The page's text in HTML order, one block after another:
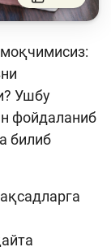
Ушбу
фойдаланиб
билиб